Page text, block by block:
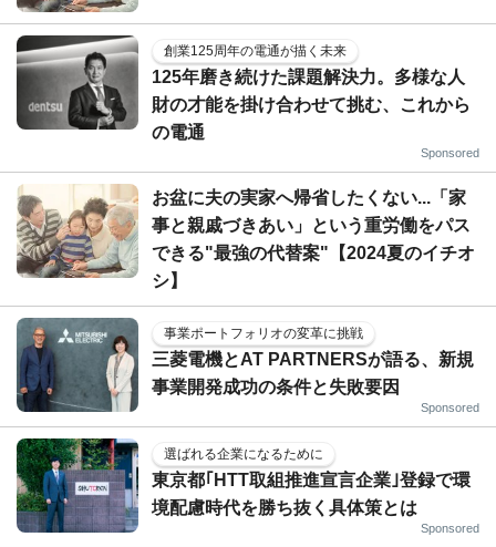
創業125周年の電通が描く未来
125年磨き続けた課題解決力。多様な人
財の才能を掛け合わせて挑む、これから
の電通
Sponsored
お盆に夫の実家へ帰省したくない...「家
事と親戚づきあい」という重労働をパス
できる"最強の代替案"【2024夏のイチオ
シ】
事業ポートフォリオの変革に挑戦
三菱電機とAT PARTNERSが語る、新規
事業開発成功の条件と失敗要因
Sponsored
選ばれる企業になるために
東京都｢HTT取組推進宣言企業｣登録で環
境配慮時代を勝ち抜く具体策とは
Sponsored